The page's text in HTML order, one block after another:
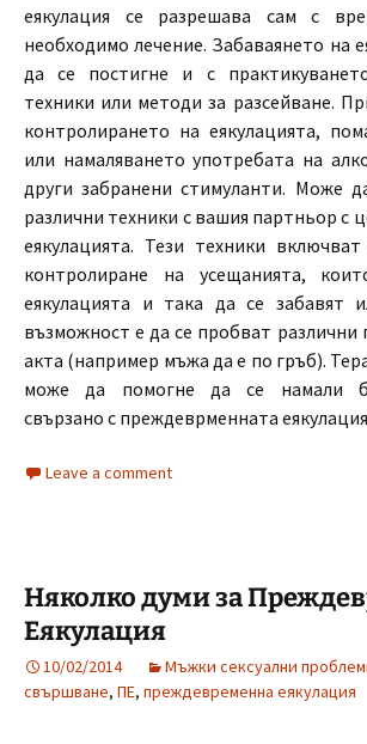
еякулация се разрешава сам с
необходимо лечение. Забаваянето на
да се постигне и с
техники или методи за разсейване.
контролирането на еякулацията,
или намаляването употребата на
други забранени стимуланти. Може
различни техники с вашия партньор с
еякулацията. Тези техники
контролиране на усещанията,
еякулацията и така да се забавят
възможност е да се пробват различни
акта (например мъжа да е по гръб).
може да помогне да се намали
свързано с преждеврменната
Leave a comment
Няколко думи за
Еякулация
10/02/2014 Мъжки сексуални
свършване, ПЕ, преждевременна еякулация